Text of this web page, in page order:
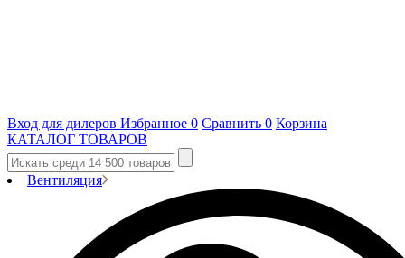
Вход для дилеров Избранное 0 Сравнить 0 Корзина
КАТАЛОГ ТОВАРОВ
Вентиляция